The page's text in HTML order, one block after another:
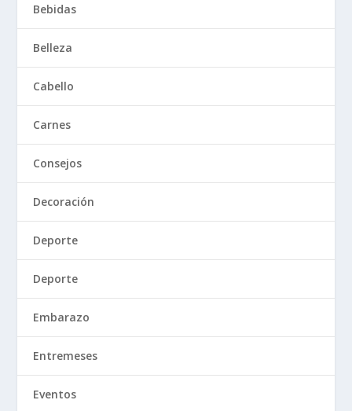
Bebidas
Belleza
Cabello
Carnes
Consejos
Decoración
Deporte
Deporte
Embarazo
Entremeses
Eventos